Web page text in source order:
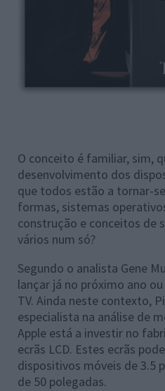
O conceito é familiar, sim,
desenvolvimento dos
que todos estão a tornar-
formas, sistemas
construção e conceitos de
vários num só?
Segundo o analista Gene
lançar já no próximo ano
TV. Ainda neste contexto,
especialista na análise de
Apple está a investir no
ecrãs LCD. Estes ecrãs
dispositivos móveis de 3.5
de 50 polegadas.